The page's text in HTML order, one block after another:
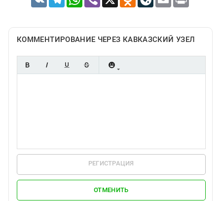
КОММЕНТИРОВАНИЕ ЧЕРЕЗ КАВКАЗСКИЙ УЗЕЛ
РЕГИСТРАЦИЯ
ОТМЕНИТЬ